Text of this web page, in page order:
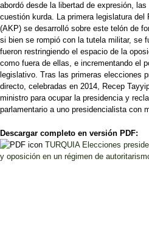
abordó desde la libertad de expresión,
cuestión kurda. La primera legislatura
(AKP) se desarrolló sobre este telón de
si bien se rompió con la tutela militar, se
fueron restringiendo el espacio de la
como fuera de ellas, e incrementando el
legislativo. Tras las primeras elecciones
directo, celebradas en 2014, Recep
ministro para ocupar la presidencia y
parlamentario a uno presidencialista con
Descargar completo en versión PDF:
TURQUIA Elecciones
y oposición en un régimen de